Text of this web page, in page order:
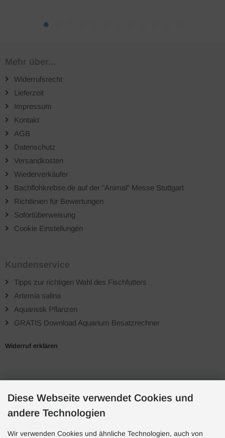
Mehr über...
Widerrufsrecht
Lieferzeit
Impressum
Kontakt
AGB
Datenschutz
Versandkosten
Wiederverkäufer
Bachflohkrebse.de auf der "Animal" Messe Stuttgart
Richtlinien für Bewertungen
Sofortüberweisung
Cookie Einstellungen
Kundenservice
Tipps zur richtigen Wahl des Fischfutters
Artemia salina
Aquaristik Pflanzen
GRATIS Download Aquarium Besatzrechner
Widerruf erklären
Zahlungsarten
Diese Webseite verwendet Cookies und
andere Technologien
Wir verwenden Cookies und ähnliche Technologien, auch von